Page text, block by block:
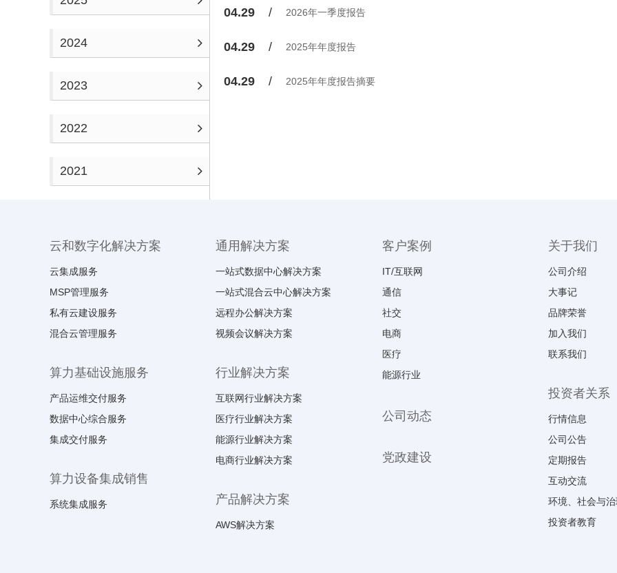
2024
2023
2022
2021
04.29 2026年一季度报告
04.29 2025年年度报告
04.29 2025年年度报告摘要
云和数字化解决方案
云集成服务
MSP管理服务
私有云建设服务
混合云管理服务
算力基础设施服务
产品运维交付服务
数据中心综合服务
集成交付服务
算力设备集成销售
系统集成服务
通用解决方案
一站式数据中心解决方案
一站式混合云中心解决方案
远程办公解决方案
视频会议解决方案
行业解决方案
互联网行业解决方案
医疗行业解决方案
能源行业解决方案
电商行业解决方案
产品解决方案
AWS解决方案
客户案例
IT/互联网
通信
社交
电商
医疗
能源行业
公司动态
党政建设
关于我们
公司介绍
大事记
品牌荣誉
加入我们
联系我们
投资者关系
行情信息
公司公告
定期报告
互动交流
环境、社会与
投资者教育